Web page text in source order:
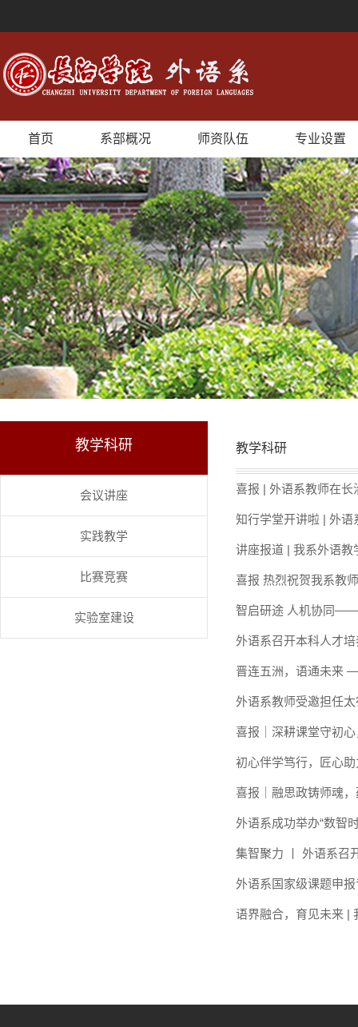
首页 系部概况 师资队伍 专业设置
教学科研
会议讲座
实践教学
比赛竞赛
实验室建设
教学科研
喜报 | 外语系教师在长
知行学堂开讲啦 | 外语
讲座报道 | 我系外语
喜报 热烈祝贺我系教
智启研途 人机协同——
外语系召开本科人才
晋连五洲，语通未来
外语系教师受邀担任
喜报｜深耕课堂守初
初心伴学笃行，匠心
喜报｜融思政铸师魂
外语系成功举办“数智
集智聚力 丨 外语系召
外语系国家级课题申
语界融合，育见未来 |